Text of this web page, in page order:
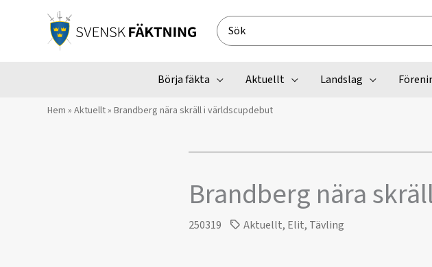
Search
for:
Börja fäkta Aktuellt Landslag
Hem » Aktuellt» Brandberg nära skräll i världscupdebut
Brandberg nära
250319 Aktuellt, Elit, Tävling